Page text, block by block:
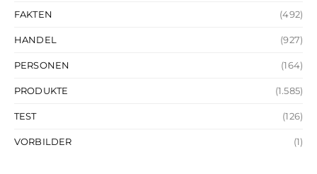
FAKTEN (492)
HANDEL (927)
PERSONEN (164)
PRODUKTE (1.585)
TEST (126)
VORBILDER (1)